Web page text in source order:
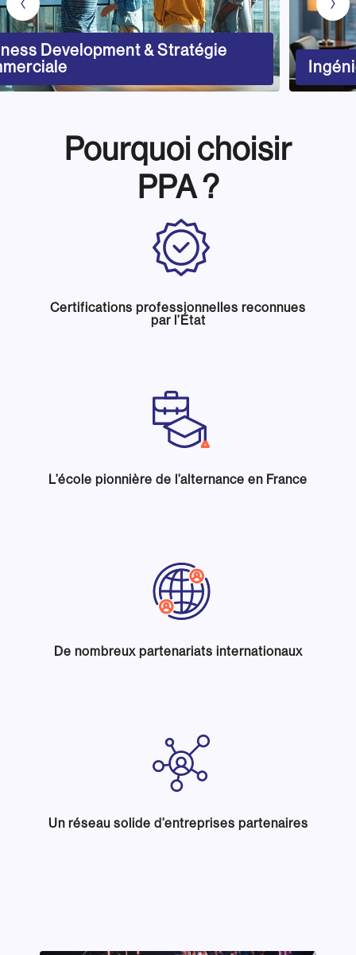
Development & Stratégie
Pourquoi choisir
PPA ?
Certifications professionnelles reconnues
par l’État
L’école pionnière de l’alternance en France
De nombreux partenariats internationaux
Un réseau solide d’entreprises partenaires